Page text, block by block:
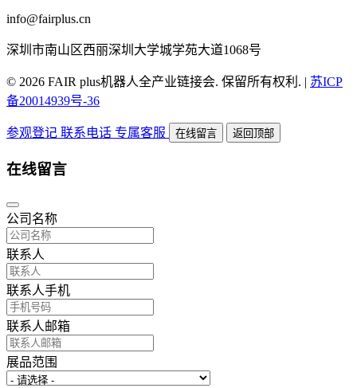
info@fairplus.cn
深圳市南山区西丽深圳大学城学苑大道1068号
© 2026 FAIR plus机器人全产业链接会. 保留所有权利. | 苏ICP
备20014939号-36
参观登记 联系电话 专属客服 在线留言 返回顶部
在线留言
公司名称
联系人
联系人手机
联系人邮箱
展品范围